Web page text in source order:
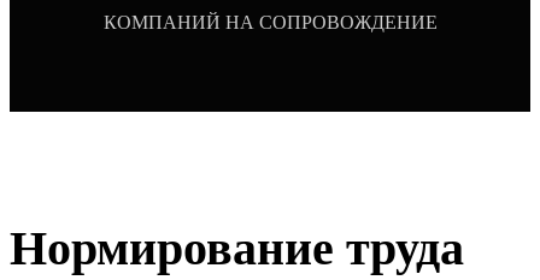
КОМПАНИЙ НА СОПРОВОЖДЕНИЕ
Нормирование труда